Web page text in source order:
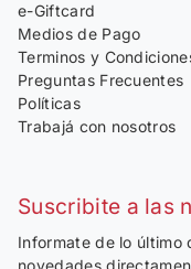
e-Giftcard
Medios de Pago
Terminos y
Preguntas Frecuentes
Políticas
Trabajá con nosotros
Suscribite a las
Informate de lo último